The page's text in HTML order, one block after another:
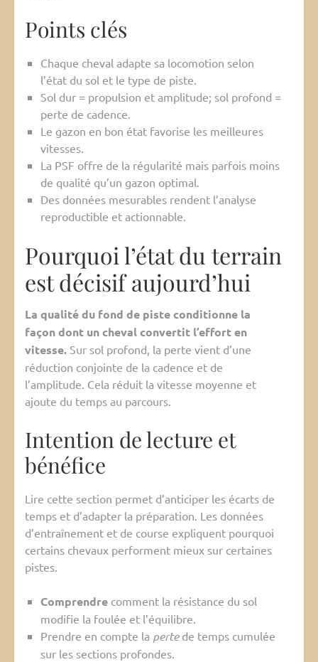
Points clés
Chaque cheval adapte sa locomotion selon
l’état du sol et le type de piste.
Sol dur = propulsion et amplitude; sol profond =
perte de cadence.
Le gazon en bon état favorise les meilleures
vitesses.
La PSF offre de la régularité mais parfois moins
de qualité qu’un gazon optimal.
Des données mesurables rendent l’analyse
reproductible et actionnable.
Pourquoi l’état du terrain
est décisif aujourd’hui
La qualité du fond de piste conditionne la
façon dont un cheval convertit l’effort en
vitesse. Sur sol profond, la perte vient d’une
réduction conjointe de la cadence et de
l’amplitude. Cela réduit la vitesse moyenne et
ajoute du temps au parcours.
Intention de lecture et
bénéfice
Lire cette section permet d’anticiper les écarts de
temps et d’adapter la préparation. Les données
d’entraînement et de course expliquent pourquoi
certains chevaux performent mieux sur certaines
pistes.
Comprendre comment la résistance du sol
modifie la foulée et l’équilibre.
Prendre en compte la pertede temps cumulée
sur les sections profondes.